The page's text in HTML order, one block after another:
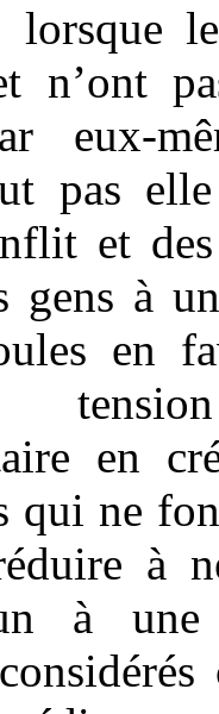
lorsque
n’ont
eux-
pas
et
gens à
en
en
qui ne
à
à